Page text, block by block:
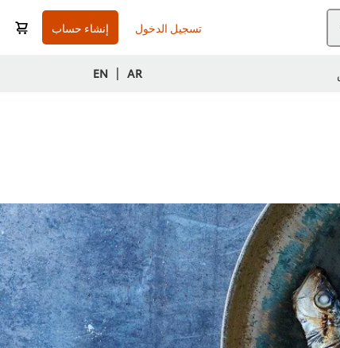
تسجيل الدخول إنشاء حساب
AR
|
EN